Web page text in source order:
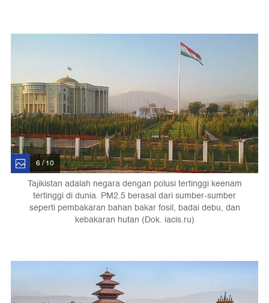
6 / 10
Tajikistan adalah negara dengan polusi tertinggi keenam
tertinggi di dunia. PM2.5 berasal dari sumber-sumber
seperti pembakaran bahan bakar fosil, badai debu, dan
kebakaran hutan (Dok. iacis.ru)